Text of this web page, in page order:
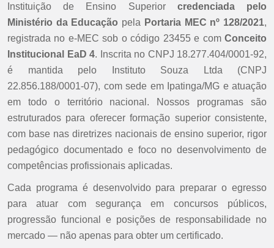
Instituição de Ensino Superior credenciada pelo
Ministério da Educação pela Portaria MEC nº 128/2021,
registrada no e-MEC sob o código 23455 e com Conceito
Institucional EaD 4. Inscrita no CNPJ 18.277.404/0001-92,
é mantida pelo Instituto Souza Ltda (CNPJ
22.856.188/0001-07), com sede em Ipatinga/MG e atuação
em todo o território nacional. Nossos programas são
estruturados para oferecer formação superior consistente,
com base nas diretrizes nacionais de ensino superior, rigor
pedagógico documentado e foco no desenvolvimento de
competências profissionais aplicadas.
Cada programa é desenvolvido para preparar o egresso
para atuar com segurança em concursos públicos,
progressão funcional e posições de responsabilidade no
mercado — não apenas para obter um certificado.